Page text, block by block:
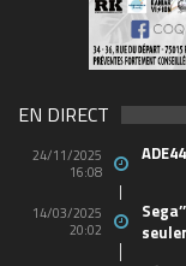
EN DIRECT
24/11/2025
16:08
14/03/2025
20:02